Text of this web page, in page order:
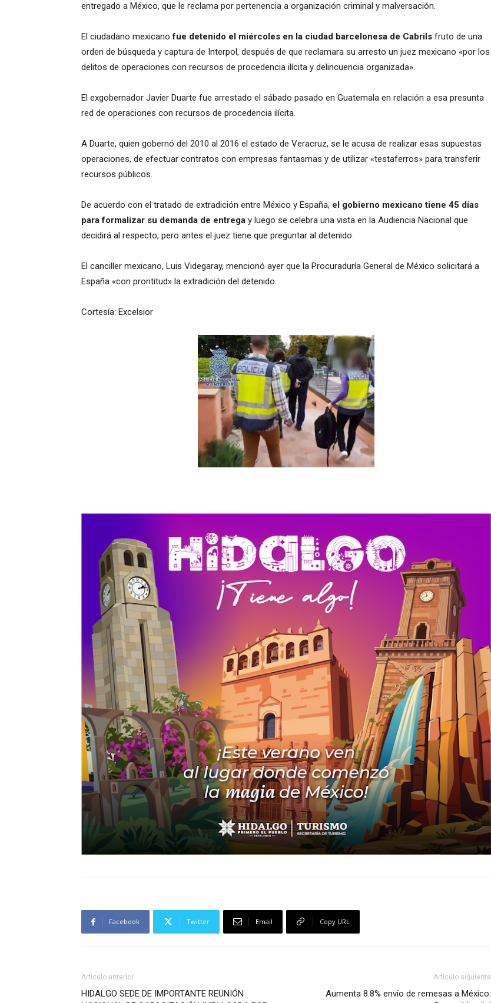
entregado a México, que le reclama por pertenencia a organización criminal y malversación.
El ciudadano mexicano fue detenido el miércoles en la ciudad barcelonesa de Cabrils fruto de una
orden de búsqueda y captura de Interpol, después de que reclamara su arresto un juez mexicano «por los
delitos de operaciones con recursos de procedencia ilícita y delincuencia organizada».
El exgobernador Javier Duarte fue arrestado el sábado pasado en Guatemala en relación a esa presunta
red de operaciones con recursos de procedencia ilícita.
A Duarte, quien gobernó del 2010 al 2016 el estado de Veracruz, se le acusa de realizar esas supuestas
operaciones, de efectuar contratos con empresas fantasmas y de utilizar «testaferros» para transferir
recursos públicos.
De acuerdo con el tratado de extradición entre México y España, el gobierno mexicano tiene 45 días
para formalizar su demanda de entrega y luego se celebra una vista en la Audiencia Nacional que
decidirá al respecto, pero antes el juez tiene que preguntar al detenido.
El canciller mexicano, Luis Videgaray, mencionó ayer que la Procuraduría General de México solicitará a
España «con prontitud» la extradición del detenido.
Cortesía: Excelsior
Facebook Twitter Email Copy URL
Artículo anterior
HIDALGO SEDE DE IMPORTANTE REUNIÓN
Artículo siguiente
Aumenta 8.8% envío de remesas a México: